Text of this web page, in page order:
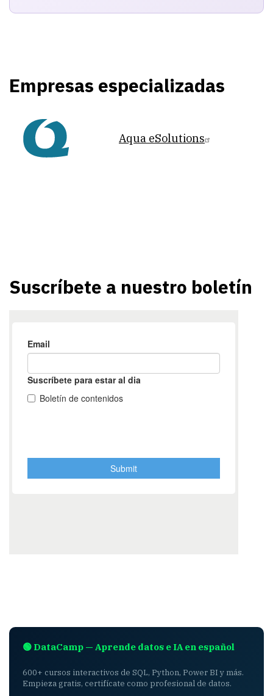
Empresas especializadas
Aqua eSolutions
Suscríbete a nuestro boletín
🟢 DataCamp — Aprende datos e IA en español
600+ cursos interactivos de SQL, Python, Power BI y más.
Empieza gratis, certifícate como profesional de datos.